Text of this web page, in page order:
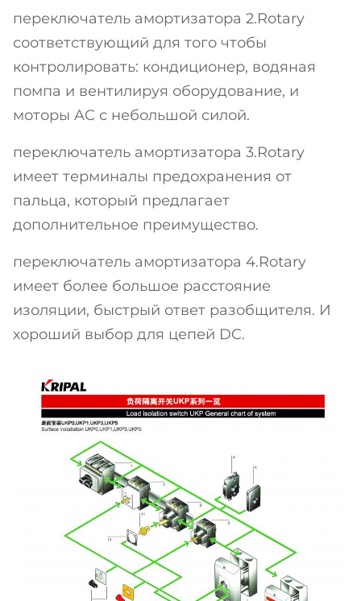
переключатель амортизатора 2.Rotary
соответствующий для того чтобы
контролировать: кондиционер, водяная
помпа и вентилируя оборудование, и
моторы AC с небольшой силой.
переключатель амортизатора 3.Rotary
имеет терминалы предохранения от
пальца, который предлагает
дополнительное преимущество.
переключатель амортизатора 4.Rotary
имеет более большое расстояние
изоляции, быстрый ответ разобщителя. И
хороший выбор для цепей DC.